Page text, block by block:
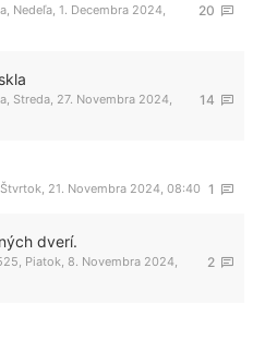
20
Nedeľa, 1. Decembra 2024,
14
Streda, 27. Novembra 2024,
1
Štvrtok, 21. Novembra 2024, 08:40
dverí.
2
Piatok, 8. Novembra 2024,